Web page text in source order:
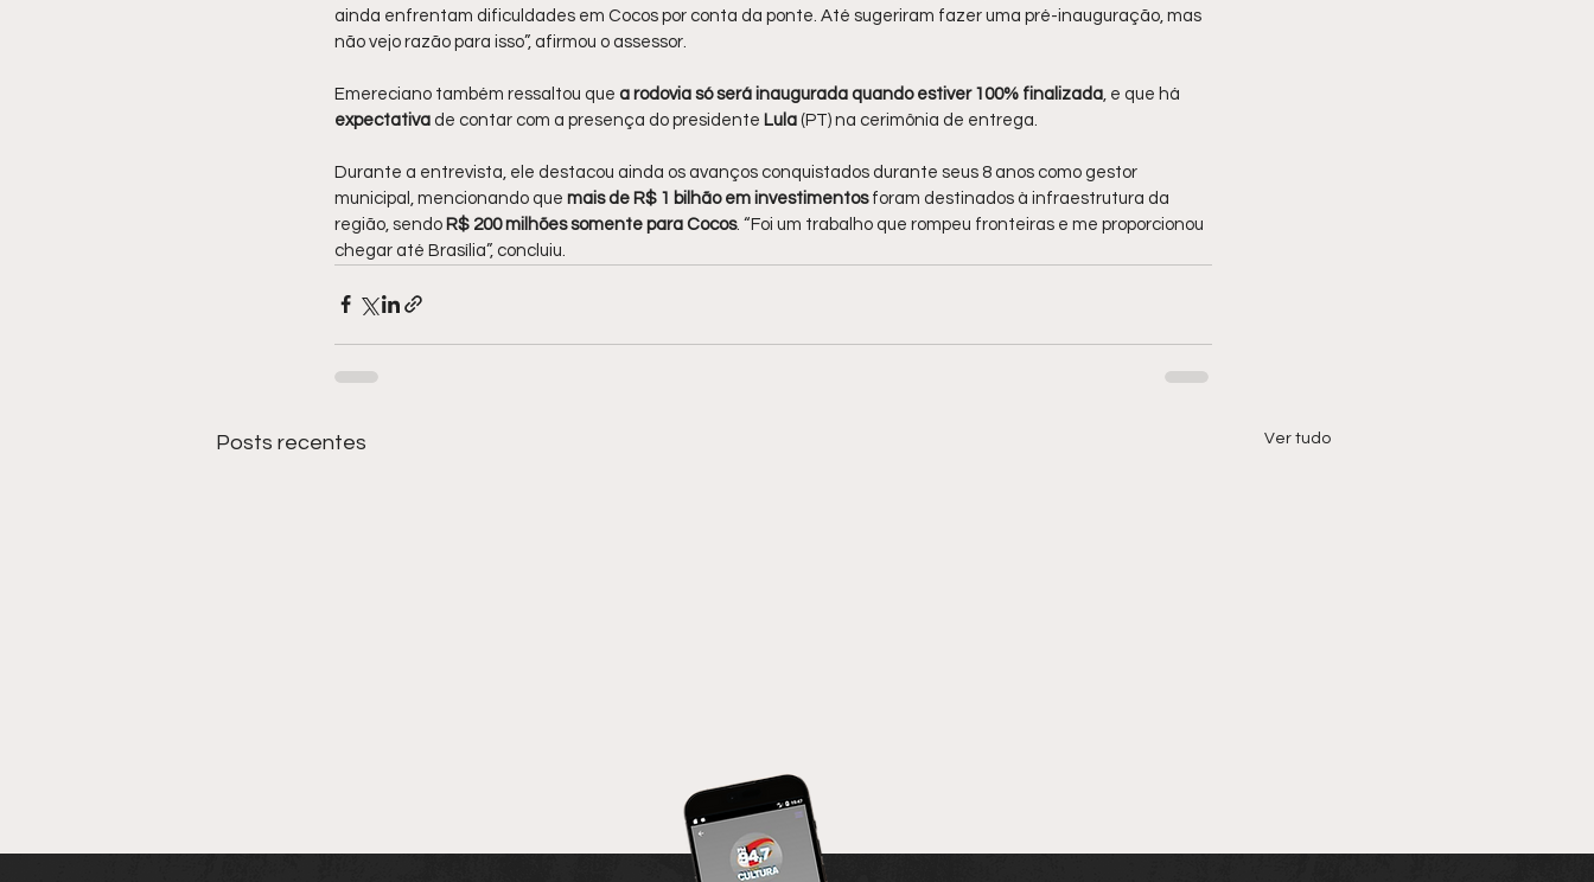
ainda enfrentam dificuldades em Cocos por conta da ponte. Até sugeriram fazer uma pré-inauguração, mas
não vejo razão para isso”, afirmou o assessor.
Emereciano também ressaltou que a rodovia só será inaugurada quando estiver 100% finalizada , e que há
expectativa de contar com a presença do presidente Lula (PT) na cerimônia de entrega.
Durante a entrevista, ele destacou ainda os avanços conquistados durante seus 8 anos como gestor
municipal, mencionando que mais de R$ 1 bilhão em investimentos foram destinados à infraestrutura da
região, sendo R$ 200 milhões somente para Cocos. “Foi um trabalho que rompeu fronteiras e me proporcionou
chegar até Brasília”, concluiu.
Posts recentes Ver tudo